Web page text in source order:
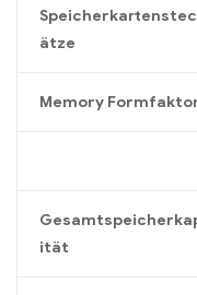
ätze
Memory
ität